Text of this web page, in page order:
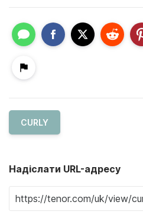
CURLY
Надіслати URL-адресу